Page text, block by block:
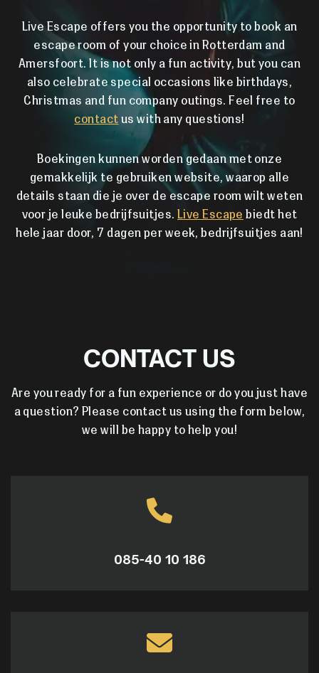
Live Escape offers you the opportunity to book an
escape room of your choice in Rotterdam and
Amersfoort. It is not only a fun activity, but you can
also celebrate special occasions like birthdays,
Christmas and fun company outings. Feel free to
contact us with any questions!
Boekingen kunnen worden gedaan met onze
gemakkelijk te gebruiken website, waarop alle
details staan die je over de escape room wilt weten
voor je leuke bedrijfsuitjes. Live Escape biedt het
hele jaar door, 7 dagen per week, bedrijfsuitjes aan!
CONTACT US
Are you ready for a fun experience or do you just have
a question? Please contact us using the form below,
we will be happy to help you!
085-40 10 186